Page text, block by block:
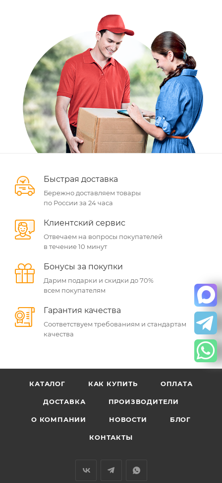
Быстрая доставка
Бережно доставляем товары
по России за 24 часа
Клиентский сервис
Отвечаем на вопросы покупателей
в течение 10 минут
Бонусы за покупки
Дарим подарки и скидки до 70%
всем покупателям
Гарантия качества
Соответствуем требованиям и стандартам
качества
КАТАЛОГ КАК КУПИТЬ ОПЛАТА
ДОСТАВКА ПРОИЗВОДИТЕЛИ
О КОМПАНИИ НОВОСТИ БЛОГ
КОНТАКТЫ